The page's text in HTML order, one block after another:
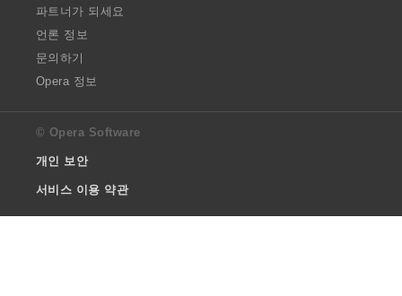
파트너가 되세요
언론 정보
문의하기
Opera 정보
© Opera Software
개인 보안
서비스 이용 약관